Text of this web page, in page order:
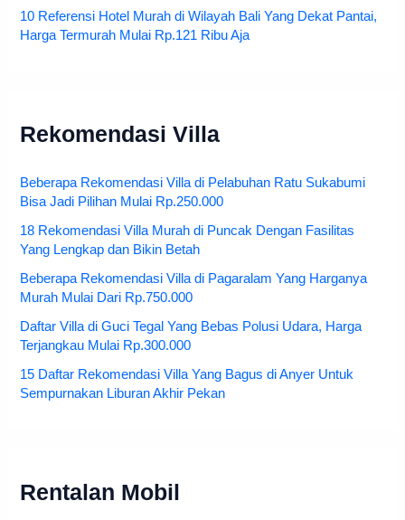
10 Referensi Hotel Murah di Wilayah Bali Yang Dekat Pantai,
Harga Termurah Mulai Rp.121 Ribu Aja
Rekomendasi Villa
Beberapa Rekomendasi Villa di Pelabuhan Ratu Sukabumi
Bisa Jadi Pilihan Mulai Rp.250.000
18 Rekomendasi Villa Murah di Puncak Dengan Fasilitas
Yang Lengkap dan Bikin Betah
Beberapa Rekomendasi Villa di Pagaralam Yang Harganya
Murah Mulai Dari Rp.750.000
Daftar Villa di Guci Tegal Yang Bebas Polusi Udara, Harga
Terjangkau Mulai Rp.300.000
15 Daftar Rekomendasi Villa Yang Bagus di Anyer Untuk
Sempurnakan Liburan Akhir Pekan
Rentalan Mobil